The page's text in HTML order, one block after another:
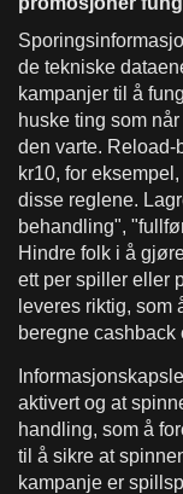
de tekniske
kampanjer til å
huske ting som
den varte. Reload-
kr10, for
disse reglene.
behandling",
Hindre folk i å
ett per spiller eller
leveres riktig,
beregne cashback
aktivert og at
handling, som å
til å sikre at
kampanje er